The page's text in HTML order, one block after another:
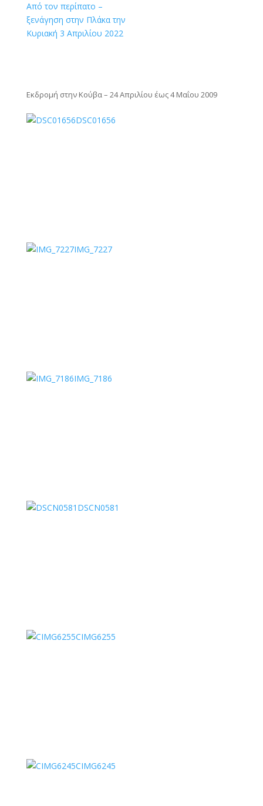
Από τον περίπατο –
ξενάγηση στην Πλάκα την
Κυριακή 3 Απριλίου 2022
Εκδρομή στην Κούβα – 24 Απριλίου έως 4 Μαΐου 2009
DSC01656
IMG_7227
IMG_7186
DSCN0581
CIMG6255
CIMG6245